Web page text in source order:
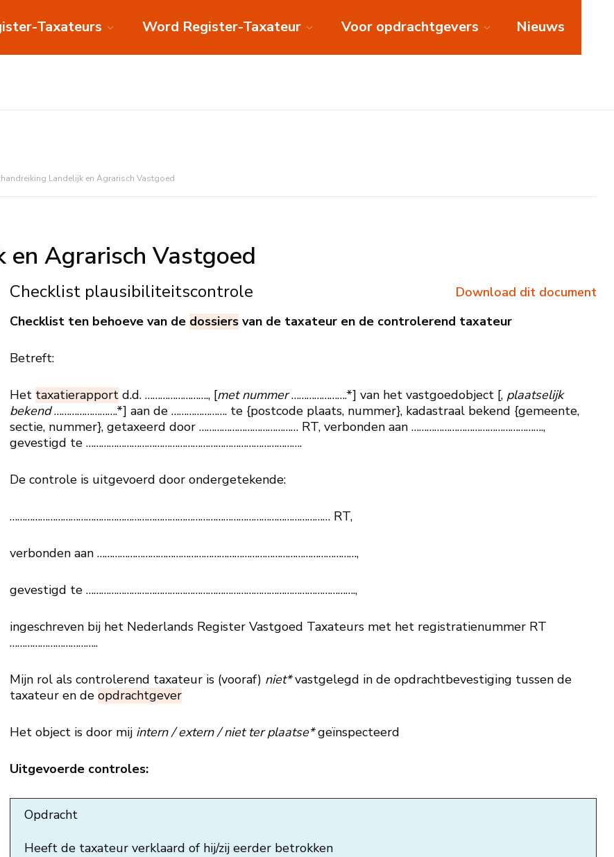
Taxateurs Word Register-Taxateur Voor opdrachtgevers Nieuws
Landelijk en Agrarisch Vastgoed
en Agrarisch Vastgoed
Download dit document
Checklist plausibiliteitscontrole
Checklist ten behoeve van de dossiers van de taxateur en de controlerend taxateur
Betreft:
Het taxatierapport d.d. ……………………., [met nummer………………….*] van het vastgoedobject [, plaatselijk
bekend…………………….*] aan de …………………. te {postcode plaats, nummer}, kadastraal bekend {gemeente,
sectie, nummer}, getaxeerd door ………………………………… RT, verbonden aan …………………………………………….,
gevestigd te ………………………………………………………………………….
De controle is uitgevoerd door ondergetekende:
……………………………………………………………………………………………………………… RT,
verbonden aan …………………………………………………………………………………………,
gevestigd te …………………………………………………………………………………………….,
ingeschreven bij het Nederlands Register Vastgoed Taxateurs met het registratienummer RT
……………………………..
Mijn rol als controlerend taxateur is (vooraf) niet*vastgelegd in de opdrachtbevestiging tussen de
taxateur en de opdrachtgever
Het object is door mij intern / extern / niet ter plaatse*geïnspecteerd
Uitgevoerde controles:
Opdracht
Heeft de taxateur verklaard of hij/zij eerder betrokken